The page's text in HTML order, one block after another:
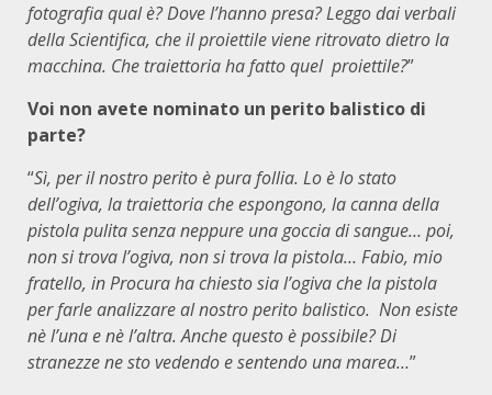
fotografia qual è? Dove l’hanno presa? Leggo dai verbali
della Scientifica, che il proiettile viene ritrovato dietro la
macchina. Che traiettoria ha fatto quel proiettile?”
Voi non avete nominato un perito balistico di
parte?
“Sì, per il nostro perito è pura follia. Lo è lo stato
dell’ogiva, la traiettoria che espongono, la canna della
pistola pulita senza neppure una goccia di sangue… poi,
non si trova l’ogiva, non si trova la pistola… Fabio, mio
fratello, in Procura ha chiesto sia l’ogiva che la pistola
per farle analizzare al nostro perito balistico. Non esiste
nè l’una e nè l’altra. Anche questo è possibile? Di
stranezze ne sto vedendo e sentendo una marea…”